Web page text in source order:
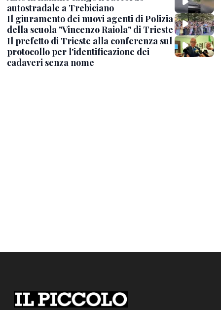
autostradale a Trebiciano
Il giuramento dei nuovi agenti di Polizia
della scuola "Vincenzo Raiola" di Trieste
Il prefetto di Trieste alla conferenza sul
protocollo per l'identificazione dei
cadaveri senza nome